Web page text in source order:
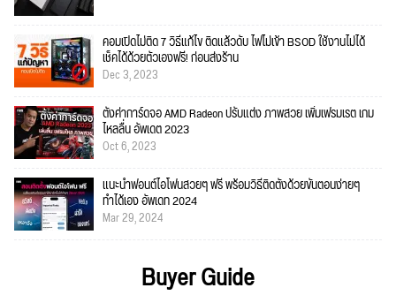
คอมเปิดไม่ติด 7 วิธีแก้ไข ติดแล้วดับ ไฟไม่เข้า BSOD ใช้งานไม่ได้
เช็คได้ด้วยตัวเองฟรี! ก่อนส่งร้าน
Dec 3, 2023
ตั้งค่าการ์ดจอ AMD Radeon ปรับแต่ง ภาพสวย เพิ่มเฟรมเรต เกม
ไหลลื่น อัพเดต 2023
Oct 6, 2023
แนะนำฟอนต์ไอโฟนสวยๆ ฟรี พร้อมวิธีติดตั้งด้วยขั้นตอนง่ายๆ
ทำได้เอง อัพเดท 2024
Mar 29, 2024
Buyer Guide